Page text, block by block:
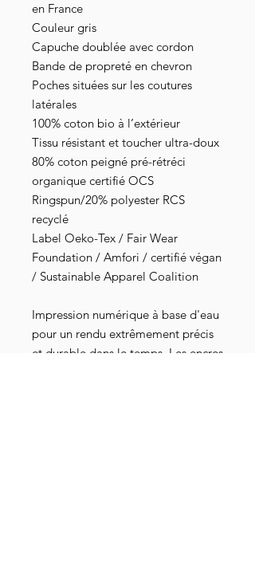
en France
Couleur gris
Capuche doublée avec cordon
Bande de propreté en chevron
Poches situées sur les coutures
latérales
100% coton bio à l’extérieur
Tissu résistant et toucher ultra-doux
80% coton peigné pré-rétréci
organique certifié OCS
Ringspun/20% polyester RCS
recyclé
Label Oeko-Tex / Fair Wear
Foundation / Amfori / certifié végan
/ Sustainable Apparel Coalition
Impression numérique à base d'eau
pour un rendu extrêmement précis
et durable dans le temps. Les encres